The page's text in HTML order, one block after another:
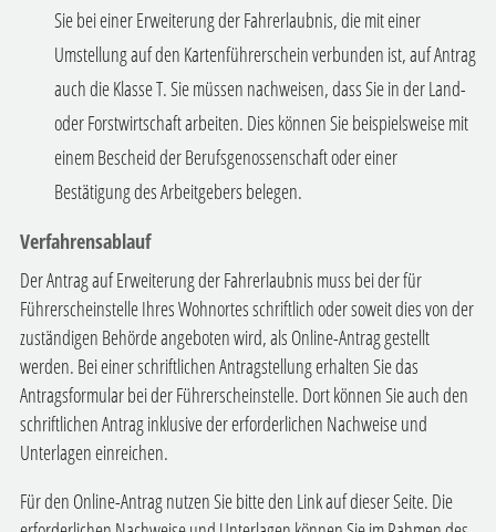
Sie bei einer Erweiterung der Fahrerlaubnis, die mit einer
Umstellung auf den Kartenführerschein verbunden ist, auf Antrag
auch die Klasse T. Sie müssen nachweisen, dass Sie in der Land-
oder Forstwirtschaft arbeiten. Dies können Sie beispielsweise mit
einem Bescheid der Berufsgenossenschaft oder einer
Bestätigung des Arbeitgebers belegen.
Verfahrensablauf
Der Antrag auf Erweiterung der Fahrerlaubnis muss bei der für
Führerscheinstelle Ihres Wohnortes schriftlich oder soweit dies von der
zuständigen Behörde angeboten wird, als Online-Antrag gestellt
werden. Bei einer schriftlichen Antragstellung erhalten Sie das
Antragsformular bei der Führerscheinstelle. Dort können Sie auch den
schriftlichen Antrag inklusive der erforderlichen Nachweise und
Unterlagen einreichen.
Für den Online-Antrag nutzen Sie bitte den Link auf dieser Seite. Die